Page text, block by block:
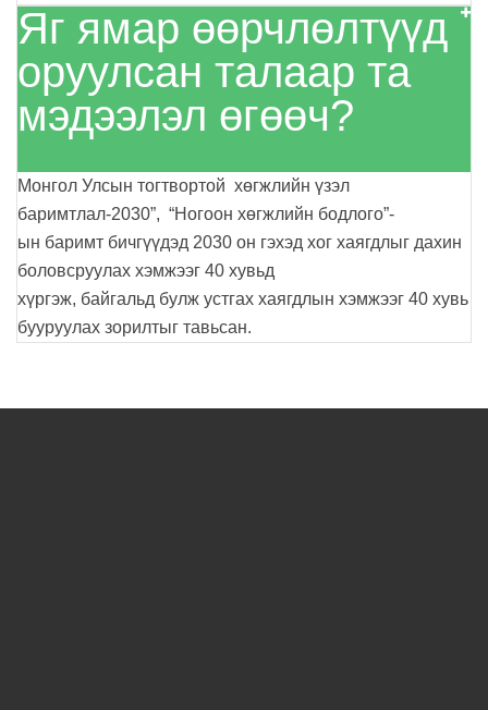
Яг ямар өөрчлөлтүүд
оруулсан талаар та
мэдээлэл өгөөч?
Монгол Улсын тогтвортой хөгжлийн үзэл
баримтлал-2030”, “Ногоон хөгжлийн бодлого”-
ын баримт бичгүүдэд 2030 он гэхэд хог хаягдлыг дахин
боловсруулах хэмжээг 40 хувьд
хүргэж, байгальд булж устгах хаягдлын хэмжээг 40 хувь
бууруулах зорилтыг тавьсан.